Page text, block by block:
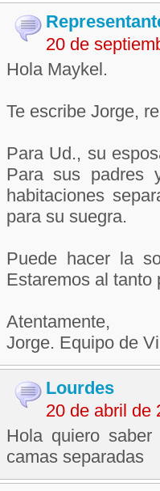
20 de
Hola Maykel.
Te escribe Jorge,
Para Ud., su
Para sus padres
habitaciones
para su suegra.
Puede hacer la
Estaremos al tanto
Atentamente,
Jorge. Equipo de
Lourdes
20 de abril de
Hola quiero
camas separadas